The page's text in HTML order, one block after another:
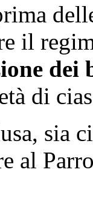
il
dei
di
sia
al